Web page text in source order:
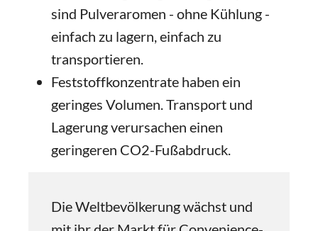
sind Pulveraromen - ohne Kühlung -
einfach zu lagern, einfach zu
transportieren.
Feststoffkonzentrate haben ein
geringes Volumen. Transport und
Lagerung verursachen einen
geringeren CO2-Fußabdruck.
Die Weltbevölkerung wächst und